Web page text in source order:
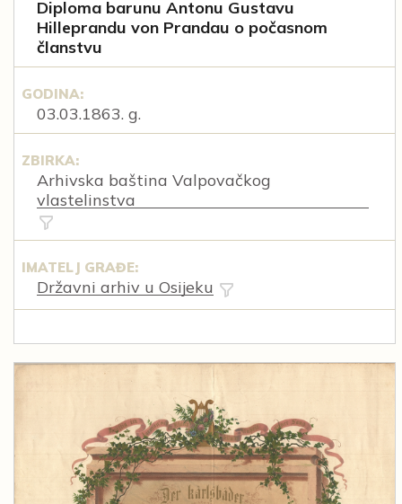
Diploma barunu Antonu Gustavu
Hilleprandu von Prandau o počasnom
članstvu
GODINA:
03.03.1863. g.
ZBIRKA:
Arhivska baština Valpovačkog
vlastelinstva
IMATELJ GRAĐE:
Državni arhiv u Osijeku